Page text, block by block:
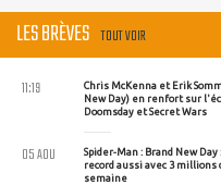
LES BRÈVES TOUT VOIR
Chris McKenna et Erik
New Day) en renfort sur
Doomsday et Secret Wars
11:19
Spider-Man : Brand New
record aussi avec 3
semaine
05 AOU